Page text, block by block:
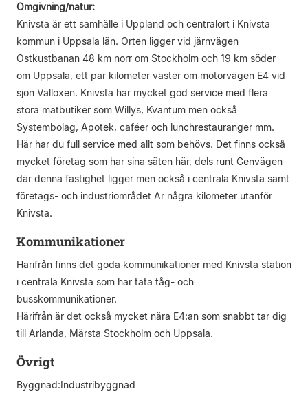
Omgivning/natur:
Knivsta är ett samhälle i Uppland och centralort i Knivsta
kommun i Uppsala län. Orten ligger vid järnvägen
Ostkustbanan 48 km norr om Stockholm och 19 km söder
om Uppsala, ett par kilometer väster om motorvägen E4 vid
sjön Valloxen. Knivsta har mycket god service med flera
stora matbutiker som Willys, Kvantum men också
Systembolag, Apotek, caféer och lunchrestauranger mm.
Här har du full service med allt som behövs. Det finns också
mycket företag som har sina säten här, dels runt Genvägen
där denna fastighet ligger men också i centrala Knivsta samt
företags- och industriområdet Ar några kilometer utanför
Knivsta.
Kommunikationer
Härifrån finns det goda kommunikationer med Knivsta station
i centrala Knivsta som har täta tåg- och
busskommunikationer.
Härifrån är det också mycket nära E4:an som snabbt tar dig
till Arlanda, Märsta Stockholm och Uppsala.
Övrigt
Byggnad:Industribyggnad